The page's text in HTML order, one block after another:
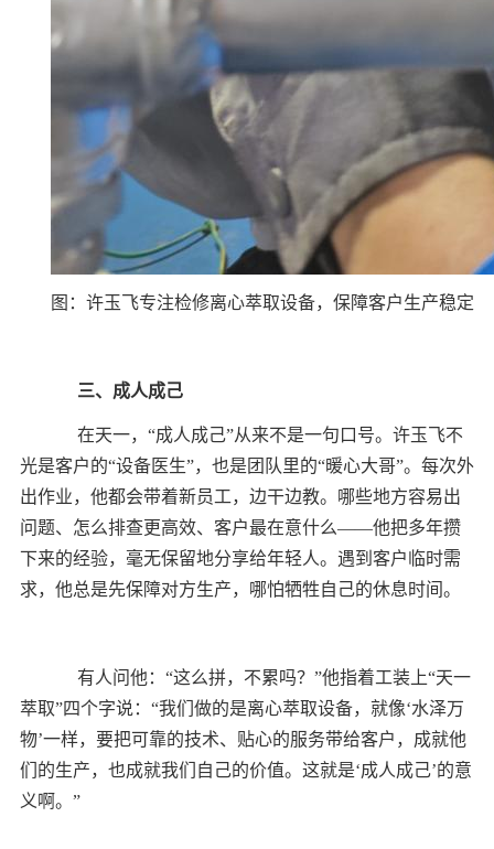
图：许玉飞专注检修离心萃取设备，保障客户生产稳定
三、成人成己
在天一，“成人成己”从来不是一句口号。许玉飞不
光是客户的“设备医生”，也是团队里的“暖心大哥”。 每次外
出作业，他都会带着新员工，边干边教。哪些地方容易出
问题、怎么排查更高效、客户最在意什么——他把多年攒
下来的经验，毫无保留地分享给年轻人。遇到客户临时需
求，他总是先保障对方生产，哪怕牺牲自己的休息时间。
有人问他：“这么拼，不累吗？”他指着工装上“天一
萃取”四个字说：“我们做的是离心萃取设备，就像‘水泽万
物’一样，要把可靠的技术、贴心的服务带给客户，成就他
们的生产，也成就我们自己的价值。这就是‘成人成己’的意
义啊。”